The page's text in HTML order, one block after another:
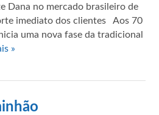
Dana no mercado brasileiro de
imediato dos clientes Aos 70
uma nova fase da tradicional
»